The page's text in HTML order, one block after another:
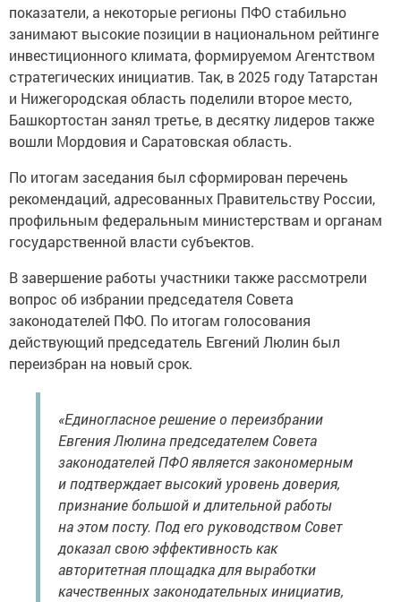
показатели, а некоторые регионы ПФО стабильно
занимают высокие позиции в национальном рейтинге
инвестиционного климата, формируемом Агентством
стратегических инициатив. Так, в 2025 году Татарстан
и Нижегородская область поделили второе место,
Башкортостан занял третье, в десятку лидеров также
вошли Мордовия и Саратовская область.
По итогам заседания был сформирован перечень
рекомендаций, адресованных Правительству России,
профильным федеральным министерствам и органам
государственной власти субъектов.
В завершение работы участники также рассмотрели
вопрос об избрании председателя Совета
законодателей ПФО. По итогам голосования
действующий председатель Евгений Люлин был
переизбран на новый срок.
«Единогласное решение о переизбрании
Евгения Люлина председателем Совета
законодателей ПФО является закономерным
и подтверждает высокий уровень доверия,
признание большой и длительной работы
на этом посту. Под его руководством Совет
доказал свою эффективность как
авторитетная площадка для выработки
качественных законодательных инициатив,